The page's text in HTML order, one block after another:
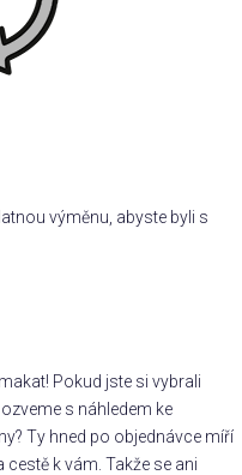
výměnu, abyste byli s
Pokud jste si vybrali
s náhledem ke
Ty hned po objednávce míří
k vám. Takže se ani